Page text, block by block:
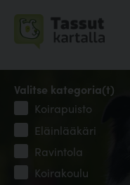
Valitse kategoria(t)
Koirapuisto
Eläinlääkäri
Ravintola
Koirakoulu